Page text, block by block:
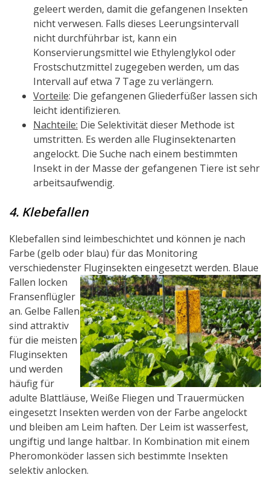
geleert werden, damit die gefangenen Insekten
nicht verwesen. Falls dieses Leerungsintervall
nicht durchführbar ist, kann ein
Konservierungsmittel wie Ethylenglykol oder
Frostschutzmittel zugegeben werden, um das
Intervall auf etwa 7 Tage zu verlängern.
Vorteile: Die gefangenen Gliederfüßer lassen sich
leicht identifizieren.
Nachteile: Die Selektivität dieser Methode ist
umstritten. Es werden alle Fluginsektenarten
angelockt. Die Suche nach einem bestimmten
Insekt in der Masse der gefangenen Tiere ist sehr
arbeitsaufwendig.
4. Klebefallen
Klebefallen sind leimbeschichtet und können je nach
Farbe (gelb oder blau) für das Monitoring
verschiedenster Fluginsekten eingesetzt werden. Blaue
Fallen locken
Fransenflügler
an. Gelbe Fallen
sind attraktiv
für die meisten
Fluginsekten
und werden
häufig für
adulte Blattläuse, Weiße Fliegen und Trauermücken
eingesetzt Insekten werden von der Farbe angelockt
und bleiben am Leim haften. Der Leim ist wasserfest,
ungiftig und lange haltbar. In Kombination mit einem
Pheromonköder lassen sich bestimmte Insekten
selektiv anlocken.